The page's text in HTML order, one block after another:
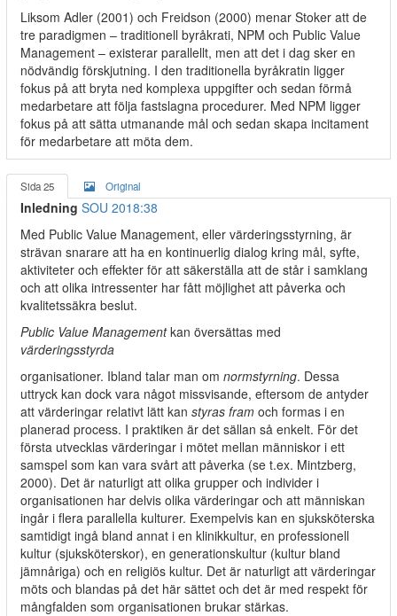
Liksom Adler (2001) och Freidson (2000) menar Stoker att de
tre paradigmen – traditionell byråkrati, NPM och Public Value
Management – existerar parallellt, men att det i dag sker en
nödvändig förskjutning. I den traditionella byråkratin ligger
fokus på att bryta ned komplexa uppgifter och sedan förmå
medarbetare att följa fastslagna procedurer. Med NPM ligger
fokus på att sätta utmanande mål och sedan skapa incitament
för medarbetare att möta dem.
Sida 25 Original
Inledning SOU 2018:38
Med Public Value Management, eller värderingsstyrning, är
strävan snarare att ha en kontinuerlig dialog kring mål, syfte,
aktiviteter och effekter för att säkerställa att de står i samklang
och att olika intressenter har fått möjlighet att påverka och
kvalitetssäkra beslut.
Public Value Managementkan översättas med
värderingsstyrda
organisationer. Ibland talar man om normstyrning. Dessa
uttryck kan dock vara något missvisande, eftersom de antyder
att värderingar relativt lätt kan styras fram och formas i en
planerad process. I praktiken är det sällan så enkelt. För det
första utvecklas värderingar i mötet mellan människor i ett
samspel som kan vara svårt att påverka (se t.ex. Mintzberg,
2000). Det är naturligt att olika grupper och individer i
organisationen har delvis olika värderingar och att människan
ingår i flera parallella kulturer. Exempelvis kan en sjuksköterska
samtidigt ingå bland annat i en klinikkultur, en professionell
kultur (sjuksköterskor), en generationskultur (kultur bland
jämnåriga) och en religiös kultur. Det är naturligt att värderingar
möts och blandas på det här sättet och det är med respekt för
mångfalden som organisationen brukar stärkas.